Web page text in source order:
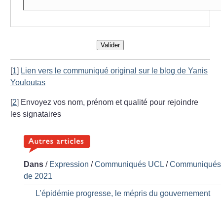
Valider
[1] Lien vers le communiqué original sur le blog de Yanis
Youloutas
[2] Envoyez vos nom, prénom et qualité pour rejoindre
les signataires
Dans / Expression /Communiqués UCL /Communiqués
de 2021
L’épidémie progresse, le mépris du gouvernement